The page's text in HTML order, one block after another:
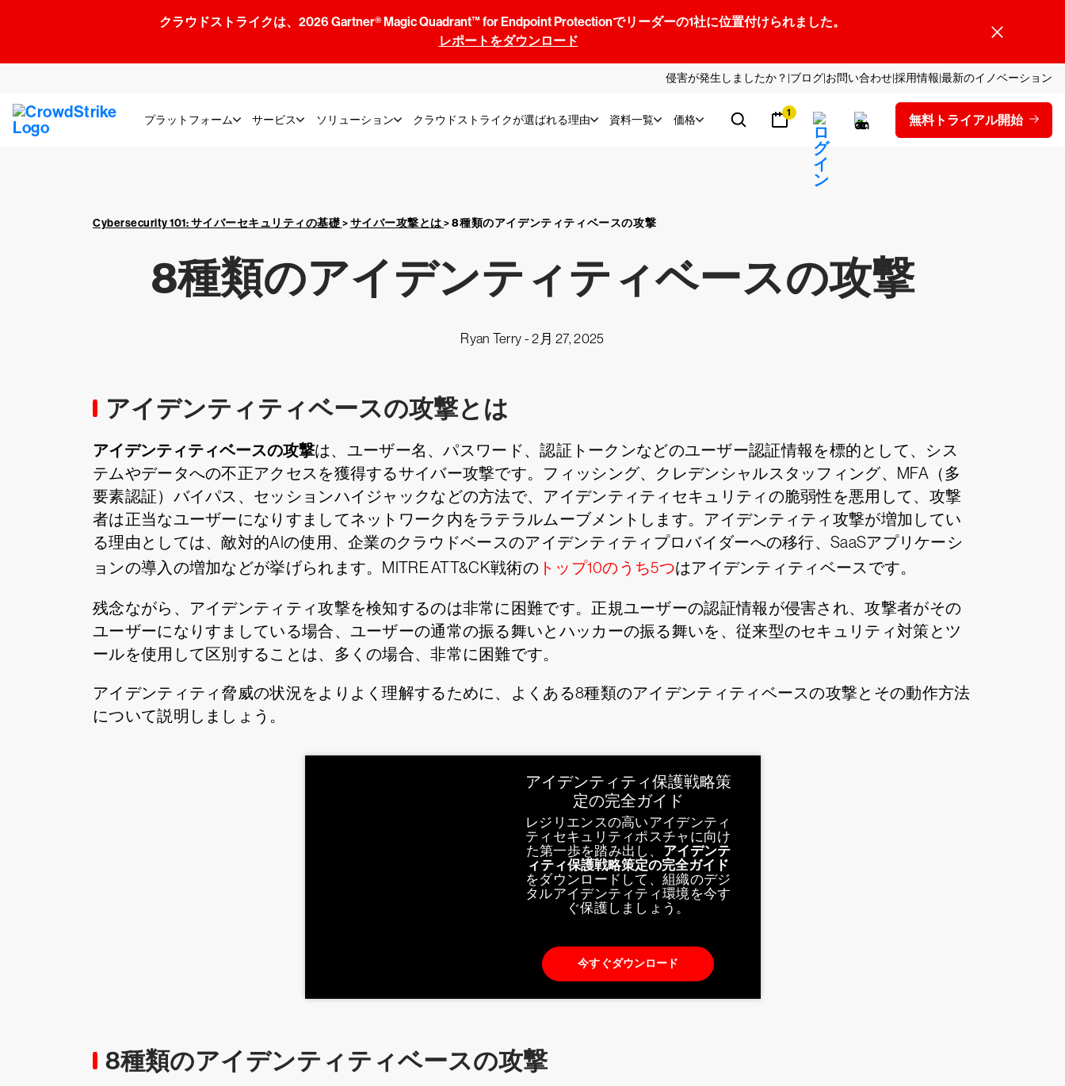
クラウドストライクは、2026 Gartner® Magic Quadrant™ for Endpoint Protectionでリーダーの1社に位置付けられました。
レポートをダウンロード
侵害が発生しましたか？ ブログ お問い合わせ採用情報 最新のイノベーション
プラットフォーム サービス ソリューション クラウドストライクが選ばれる理由 資料一覧 価格 1 無料トライアル開始
Cybersecurity 101: サイバーセキュリティの基礎>サイバー攻撃とは>8種類のアイデンティティベースの攻撃
8種類のアイデンティティベースの攻撃
Ryan Terry -2月 27, 2025
アイデンティティベースの攻撃とは
アイデンティティベースの攻撃は、ユーザー名、パスワード、認証トークンなどのユーザー認証情報を標的として、シス
テムやデータへの不正アクセスを獲得するサイバー攻撃です。フィッシング、クレデンシャルスタッフィング、MFA（多
要素認証）バイパス、セッションハイジャックなどの方法で、アイデンティティセキュリティの脆弱性を悪用して、攻撃
者は正当なユーザーになりすましてネットワーク内をラテラルムーブメントします。アイデンティティ攻撃が増加してい
る理由としては、敵対的AIの使用、企業のクラウドベースのアイデンティティプロバイダーへの移行、SaaSアプリケーシ
ョンの導入の増加などが挙げられます。MITRE ATT&CK戦術の トップ10のうち5つはアイデンティティベースです。
残念ながら、アイデンティティ攻撃を検知するのは非常に困難です。正規ユーザーの認証情報が侵害され、攻撃者がその
ユーザーになりすましている場合、ユーザーの通常の振る舞いとハッカーの振る舞いを、従来型のセキュリティ対策とツ
ールを使用して区別することは、多くの場合、非常に困難です。
アイデンティティ脅威の状況をよりよく理解するために、よくある8種類のアイデンティティベースの攻撃とその動作方法
について説明しましょう。
アイデンティティ保護戦略策
定の完全ガイド
レジリエンスの高いアイデンティ
ティセキュリティポスチャに向け
た第一歩を踏み出し、 アイデンテ
ィティ保護戦略策定の完全ガイド
をダウンロードして、組織のデジ
タルアイデンティティ環境を今す
ぐ保護しましょう。
今すぐダウンロード
8種類のアイデンティティベースの攻撃